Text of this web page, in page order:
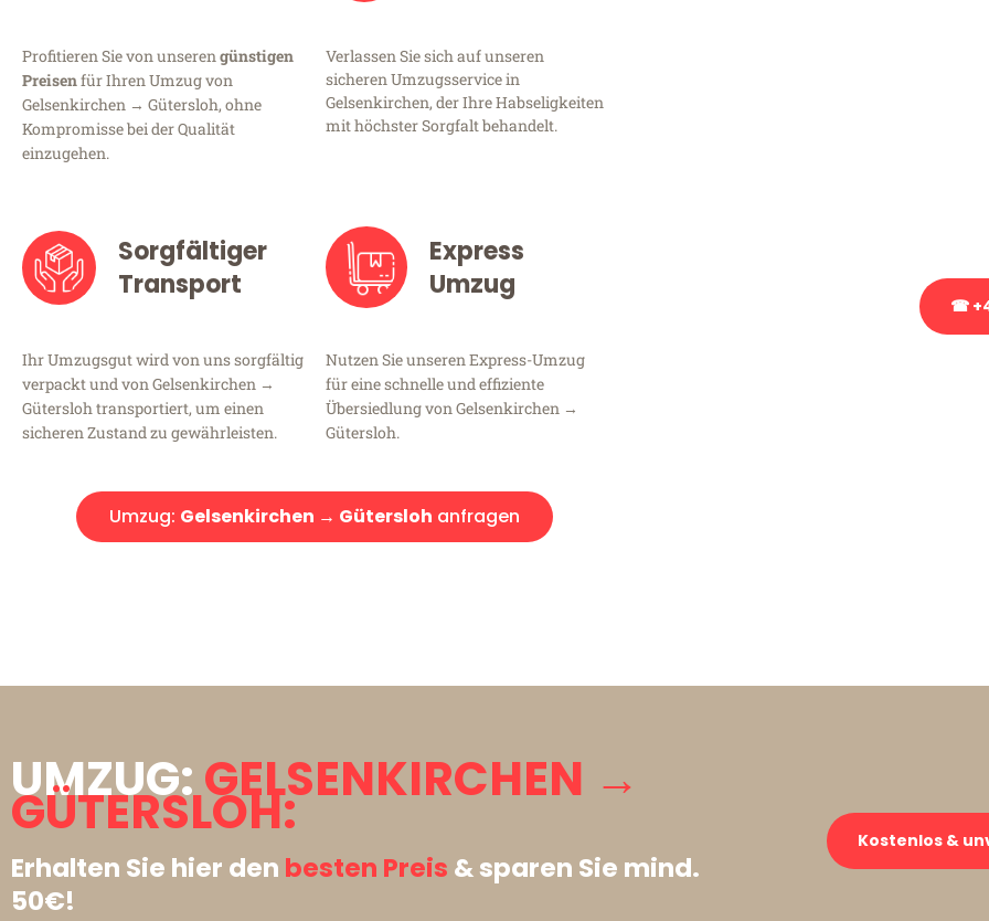
Profitieren Sie von unserengünstigen
Preisenfür Ihren Umzug von
Gelsenkirchen → Gütersloh, ohne
Kompromisse bei der Qualität
einzugehen.
Verlassen Sie sich auf unseren
sicheren Umzugsservice in
Gelsenkirchen, der Ihre Habseligkeiten
mit höchster Sorgfalt behandelt.
Sorgfältiger
Transport
Ihr Umzugsgut wird von uns sorgfältig
verpackt und von Gelsenkirchen →
Gütersloh transportiert, um einen
sicheren Zustand zu gewährleisten.
Express
Umzug
Nutzen Sie unseren Express-Umzug
für eine schnelle und effiziente
Übersiedlung von Gelsenkirchen →
Gütersloh.
Umzug: Gelsenkirchen → Gütersloh anfragen
☎
UMZUG:GELSENKIRCHEN →
GÜTERSLOH:
Erhalten Sie hier den besten Preis & sparen Sie mind.
50€!
Kostenlos &